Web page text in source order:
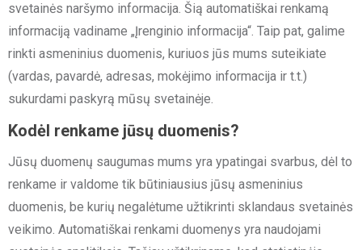
svetainės naršymo informacija. Šią automatiškai renkamą
informaciją vadiname „Įrenginio informacija“. Taip pat, galime
rinkti asmeninius duomenis, kuriuos jūs mums suteikiate
(vardas, pavardė, adresas, mokėjimo informacija ir t.t.)
sukurdami paskyrą mūsų svetainėje.
Kodėl renkame jūsų duomenis?
Jūsų duomenų saugumas mums yra ypatingai svarbus, dėl to
renkame ir valdome tik būtiniausius jūsų asmeninius
duomenis, be kurių negalėtume užtikrinti sklandaus svetainės
veikimo. Automatiškai renkami duomenys yra naudojami